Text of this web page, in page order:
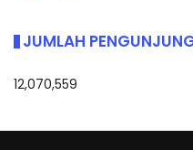
JUMLAH
12,070,559